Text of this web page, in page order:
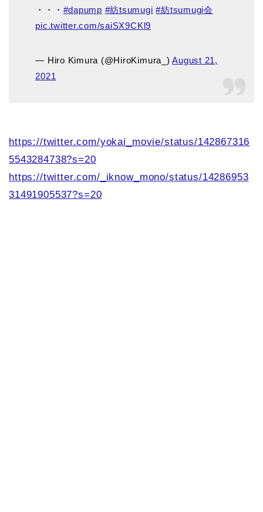
・・・ #dapump #紡tsumugi #紡tsumugi会
pic.twitter.com/saiSX9CKl9
— Hiro Kimura (@HiroKimura_)August 21,
2021
https://twitter.com/yokai_movie/status/142867316
5543284738?s=20
https://twitter.com/_iknow_mono/status/14286953
31491905537?s=20